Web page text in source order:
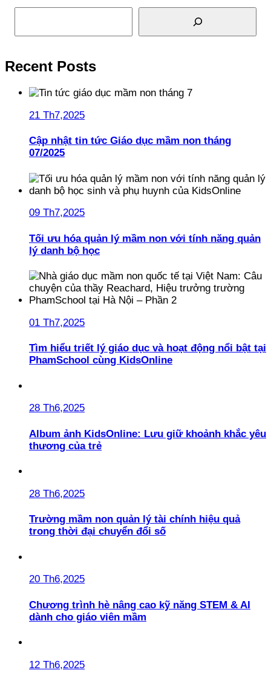
Tìm kiếm
Recent Posts
21 Th7,2025
Cập nhật tin tức Giáo dục mầm non tháng
07/2025
09 Th7,2025
Tối ưu hóa quản lý mầm non với tính năng quản
lý danh bộ học
01 Th7,2025
Tìm hiểu triết lý giáo dục và hoạt động nổi bật tại
PhamSchool cùng KidsOnline
28 Th6,2025
Album ảnh KidsOnline: Lưu giữ khoảnh khắc yêu
thương của trẻ
28 Th6,2025
Trường mầm non quản lý tài chính hiệu quả
trong thời đại chuyển đổi số
20 Th6,2025
Chương trình hè nâng cao kỹ năng STEM & AI
dành cho giáo viên mầm
12 Th6,2025